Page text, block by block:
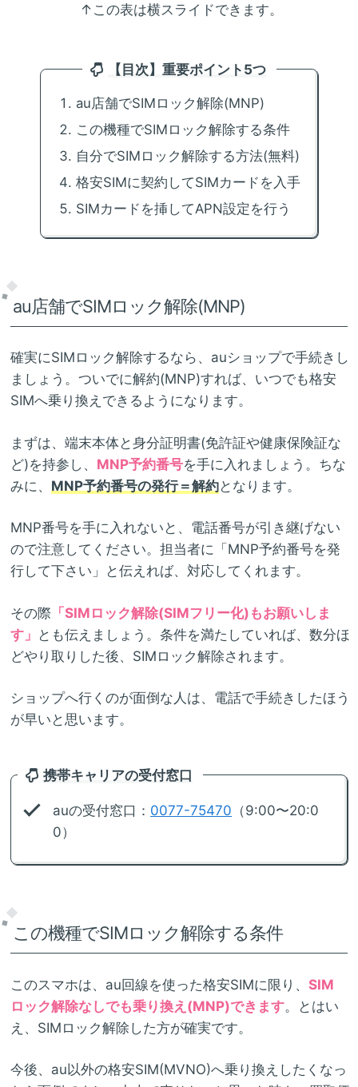
↑この表は横スライドできます。
【目次】重要ポイント5つ
au店舗でSIMロック解除(MNP)
この機種でSIMロック解除する条件
自分でSIMロック解除する方法(無料)
格安SIMに契約してSIMカードを入手
SIMカードを挿してAPN設定を行う
au店舗でSIMロック解除(MNP)
確実にSIMロック解除するなら、auショップで手続きし
ましょう。ついでに解約(MNP)すれば、いつでも格安
SIMへ乗り換えできるようになります。
まずは、端末本体と身分証明書(免許証や健康保険証な
ど)を持参し、 MNP予約番号を手に入れましょう。ちな
みに、 MNP予約番号の発行＝解約となります。
MNP番号を手に入れないと、電話番号が引き継げない
ので注意してください。担当者に「MNP予約番号を発
行して下さい」と伝えれば、対応してくれます。
その際 「SIMロック解除(SIMフリー化)もお願いしま
す」 とも伝えましょう。条件を満たしていれば、数分ほ
どやり取りした後、SIMロック解除されます。
ショップへ行くのが面倒な人は、電話で手続きしたほう
が早いと思います。
携帯キャリアの受付窓口
auの受付窓口： 0077-75470 （9:00〜20:0
0）
この機種でSIMロック解除する条件
このスマホは、au回線を使った格安SIMに限り、 SIM
ロック解除なしでも乗り換え(MNP)できます。とはい
え、SIMロック解除した方が確実です。
今後、au以外の格安SIM(MVNO)へ乗り換えしたくなっ